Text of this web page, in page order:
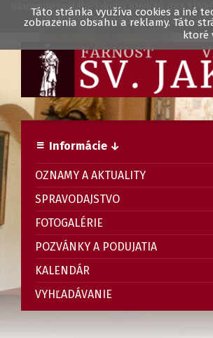
Námestie svätého Jakuba 1069/29, 082 21
IBAN SK96 0900 0000 0050 2947
Informácie ↓
OZNAMY A AKTUALITY
SPRAVODAJSTVO
FOTOGALÉRIE
POZVÁNKY A PODUJATIA
KALENDÁR
VYHĽADÁVANIE
Táto stránka využíva cookies a iné
zobrazenia obsahu a reklamy. Táto
ktoré